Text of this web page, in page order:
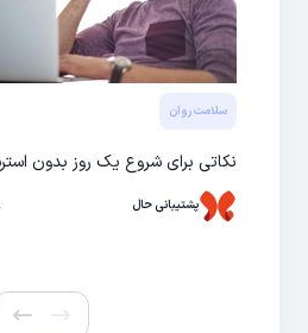
سلامت روان
نکاتی برای شروع یک روز بدون
پشتیبانی حال